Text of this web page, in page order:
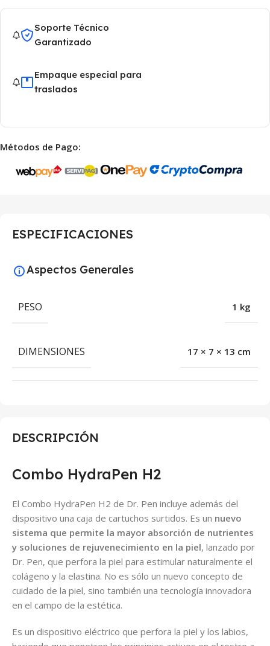
Soporte Técnico
Garantizado
Empaque especial para
traslados
Métodos de Pago:
DESCRIPCIÓN
Combo HydraPen H2
El Combo HydraPen H2 de Dr. Pen incluye además del
dispositivo una caja de cartuchos surtidos. Es un nuevo
sistema que permite la mayor absorción de nutrientes
y soluciones de rejuvenecimiento en la piel, lanzado por
Dr. Pen, que perfora la piel para estimular naturalmente el
colágeno y la elastina. No es sólo un nuevo concepto de
cuidado de la piel, sino también una tecnología innovadora
en el campo de la estética.
Es un dispositivo eléctrico que perfora la piel y los labios,
ESPECIFICACIONES
Aspectos Generales
PESO 1 kg
DIMENSIONES 17 × 7 × 13 cm